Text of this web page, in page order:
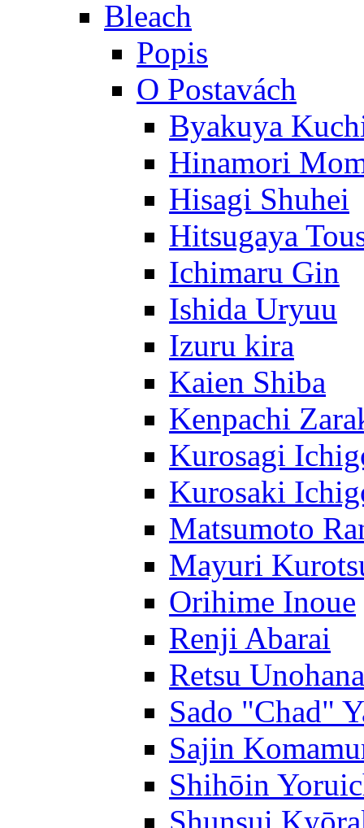
Bleach
Popis
O Postavách
Byakuya
Hinamori
Hisagi Shuhei
Hitsugaya
Ichimaru Gin
Ishida Uryuu
Izuru kira
Kaien Shiba
Kenpachi
Kurosagi
Kurosaki
Matsumoto
Mayuri
Orihime Inoue
Renji Abarai
Retsu Unohana
Sado "Chad"
Sajin
Shihōin
Shunsui